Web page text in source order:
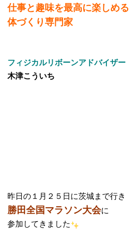
仕事と趣味を最高に楽しめる
体づくり専門家
フィジカルリボーンアドバイザー
木津こういち
昨日の１月２５日に茨城まで行き
勝田全国マラソン大会に
参加してきました